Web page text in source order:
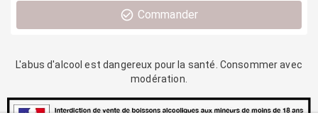
Commander
L'abus d'alcool est dangereux pour la santé. Consommer avec
modération.